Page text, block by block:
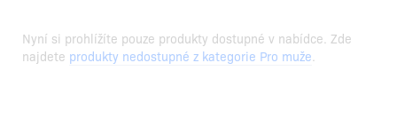
Nyní si prohlížíte pouze produkty dostupné v nabídce. Zde
najdete produkty nedostupné z kategorie Pro muže